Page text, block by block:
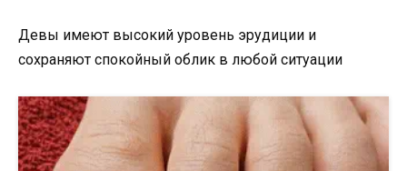
Девы имеют высокий уровень эрудиции и
сохраняют спокойный облик в любой ситуации